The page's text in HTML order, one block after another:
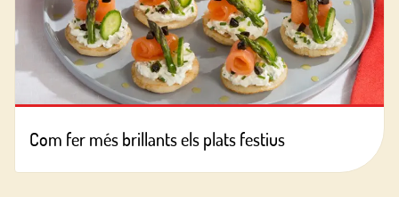
Com fer més brillants els plats festius